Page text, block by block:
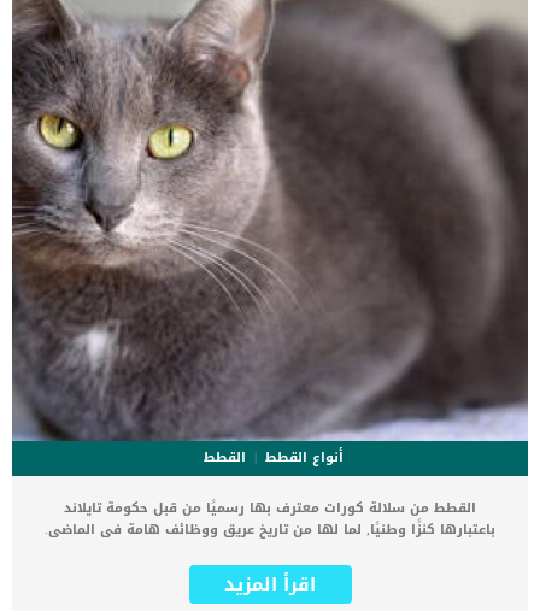
التنسيقالتعثر السقوط عدم الرغبة في الوقوف أو المشي تحول العين من
جانب إلى آخر الصمم أو […]
أنواع القطط
القطط
القطط من سلالة كورات معترف بها رسميًا من قبل حكومة تايلاند
باعتبارها كنزًا وطنيًا, لما لها من تاريخ عريق ووظائف هامة فى الماضى.
الميلادي في سيام (تايلاند حاليًا). فى الماضى تم تولية القطط من سلالة
الكورات مهمة اكتشاف العقارب فى المنازل التى يعيش فيها الاطفال.
اقرأ المزيد